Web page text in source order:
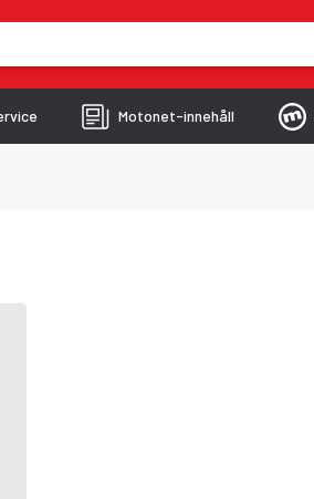
Motonet-innehåll